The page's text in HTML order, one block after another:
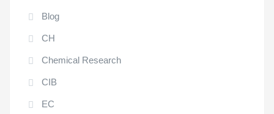
Blog
CH
Chemical Research
CIB
EC